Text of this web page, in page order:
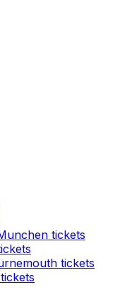
tickets
tickets
tickets